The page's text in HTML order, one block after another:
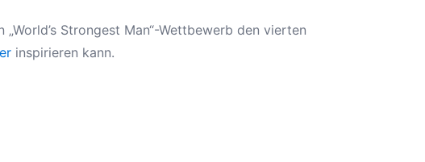
Strongest Man“-Wettbewerb den vierten
inspirieren kann.